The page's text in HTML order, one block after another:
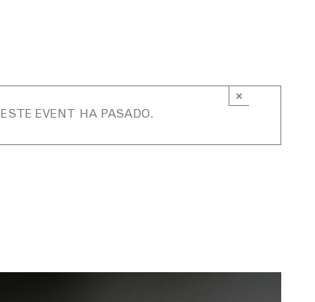
ESTE EVENT HA PASADO.
×